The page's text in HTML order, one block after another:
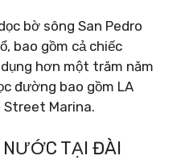
bờ sông San Pedro
bao gồm cả chiếc
hơn một trăm năm
đường bao gồm LA
Street Marina.
NƯỚC TẠI ĐÀI